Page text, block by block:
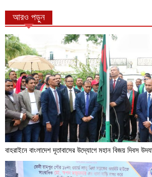
আরও পড়ুন
বাহরাইনে বাংলাদেশ দূতাবাসের উদ্যোগে মহান বিজয় দিবস